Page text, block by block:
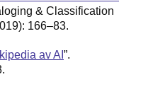
& Classification
166–83.
av AI ”.